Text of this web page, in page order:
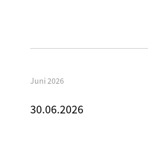
Juni 2026
30.06.2026